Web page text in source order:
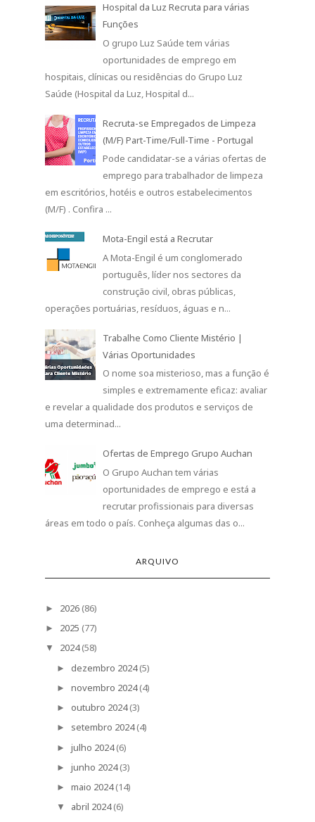
Hospital da Luz Recruta para várias
Funções
O grupo Luz Saúde tem várias
oportunidades de emprego em
hospitais, clínicas ou residências do Grupo Luz
Saúde (Hospital da Luz, Hospital d...
Recruta-se Empregados de Limpeza
(M/F) Part-Time/Full-Time - Portugal
Pode candidatar-se a várias ofertas de
emprego para trabalhador de limpeza
em escritórios, hotéis e outros estabelecimentos
(M/F) . Confira ...
Mota-Engil está a Recrutar
A Mota-Engil é um conglomerado
português, líder nos sectores da
construção civil, obras públicas,
operações portuárias, resíduos, águas e n...
Trabalhe Como Cliente Mistério |
Várias Oportunidades
O nome soa misterioso, mas a função é
simples e extremamente eficaz: avaliar
e revelar a qualidade dos produtos e serviços de
uma determinad...
Ofertas de Emprego Grupo Auchan
O Grupo Auchan tem várias
oportunidades de emprego e está a
recrutar profissionais para diversas
áreas em todo o país. Conheça algumas das o...
ARQUIVO
► 2026 (86)
► 2025 (77)
▼ 2024 (58)
► dezembro 2024 (5)
► novembro 2024 (4)
► outubro 2024 (3)
► setembro 2024 (4)
► julho 2024 (6)
► junho 2024 (3)
► maio 2024 (14)
▼ abril 2024 (6)